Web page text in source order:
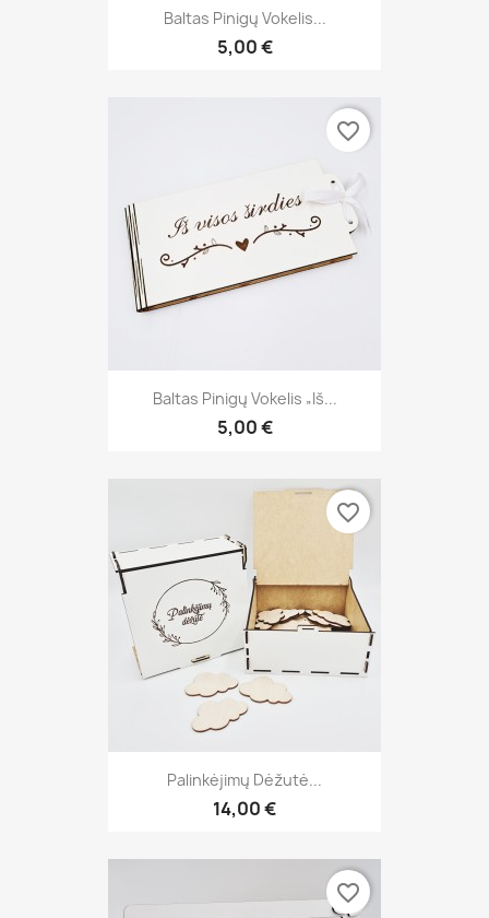
Baltas Pinigų Vokelis...
5,00 €
Baltas Pinigų Vokelis „Iš...
5,00 €
favorite_border
Palinkėjimų Dėžutė...
14,00 €
favorite_border
favorite_border